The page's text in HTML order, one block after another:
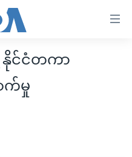
နိုင်ငံတကာ
က်မှု